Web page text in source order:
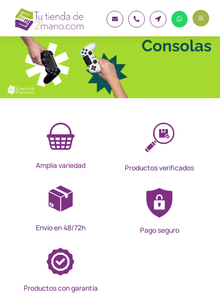
    a
Amplia variedad
Envío en 48/72h
Productos con garantía
Productos verificados
Pago seguro